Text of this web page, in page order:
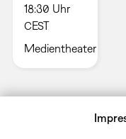
18:30 Uhr
CEST
Medientheater